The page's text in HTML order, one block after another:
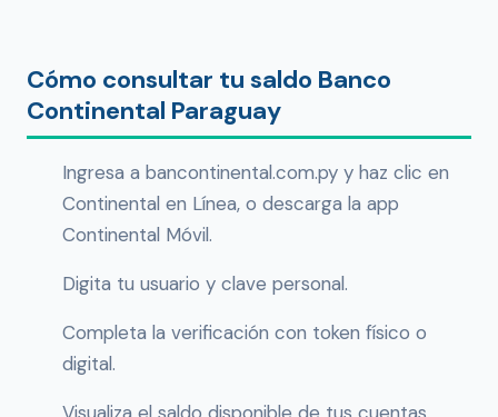
Cómo consultar tu saldo Banco
Continental Paraguay
Ingresa a bancontinental.com.py y haz clic en
Continental en Línea, o descarga la app
Continental Móvil.
Digita tu usuario y clave personal.
Completa la verificación con token físico o
digital.